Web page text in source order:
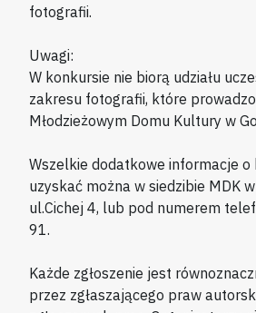
fotografii.
Uwagi:
W konkursie nie biorą udziału
zakresu fotografii, które
Młodzieżowym Domu Kultury w
Wszelkie dodatkowe informacje o
uzyskać można w siedzibie MDK
ul.Cichej 4, lub pod numerem
91.
Każde zgłoszenie jest
przez zgłaszającego praw